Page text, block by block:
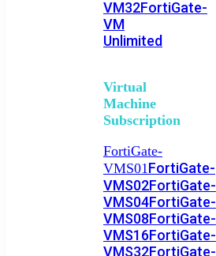
VM32FortiGate-
VM
Unlimited
Virtual
Machine
Subscription
FortiGate-
VMS01FortiGate-
VMS02FortiGate-
VMS04FortiGate-
VMS08FortiGate-
VMS16FortiGate-
VMS32FortiGate-